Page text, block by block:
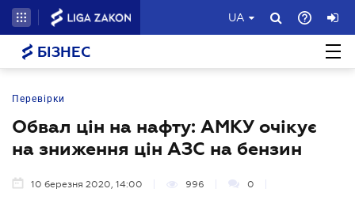
UA
БІЗНЕС
Перевірки
Обвал цін на нафту: АМКУ очікує
на зниження цін АЗС на бензин
10 березня 2020, 14:00 996 0